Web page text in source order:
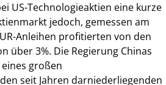
US-Technologieaktien eine kurze
jedoch, gemessen am
Anleihen profitierten von den
über 3%. Die Regierung Chinas
großen
seit Jahren darniederliegenden